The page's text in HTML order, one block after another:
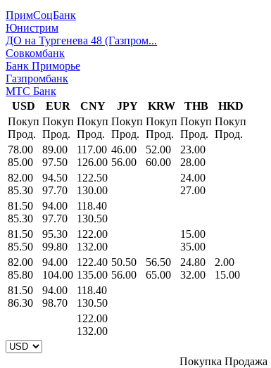
ПримСоцБанк
Юнистрим
ДО на Тургенева 48 (Газпром...
Совкомбанк
Банк Приморье
Газпромбанк
МТС Банк
USD
EUR CNY JPY KRW THB
HKD
Покуп
Прод.
Покуп
Прод.
Покуп
Прод.
Покуп
Прод.
Покуп
Прод.
Покуп
Прод.
Покуп
Прод.
78.00
85.00
89.00
97.50
117.00
126.00
46.00
56.00
52.00
60.00
23.00
28.00
82.00
85.30
94.50
97.70
122.50
130.00
24.00
27.00
81.50
85.30
94.00
97.70
118.40
130.50
81.50
85.50
95.30
99.80
122.00
132.00
15.00
35.00
82.00
85.80
94.00
104.00
122.40
135.00
50.50
56.00
56.50
65.00
24.80
32.00
2.00
15.00
81.50
86.30
94.00
98.70
118.40
130.50
122.00
132.00
Покупка Продажа